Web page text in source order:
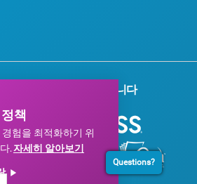
원사 여러분께 감사드립니다
책
험을 최적화하기 위
.자세히 알아보기
Questions?